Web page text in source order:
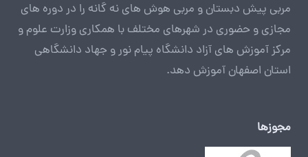
مربی پیش دبستان و مربی هوش های نه گانه را در دوره های
مجازی و حضوری در شهرهای مختلف با همکاری وزارت علوم و
مرکز آموزش های آزاد دانشگاه پیام نور و جهاد دانشگاهی
استان اصفهان آموزش دهد.
مجوزها